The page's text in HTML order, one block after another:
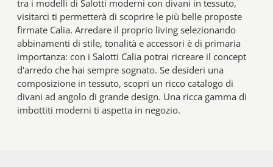
tra i modelli di Salotti moderni con divani in tessuto,
visitarci ti permetterà di scoprire le più belle proposte
firmate Calia. Arredare il proprio living selezionando
abbinamenti di stile, tonalità e accessori è di primaria
importanza: con i Salotti Calia potrai ricreare il concept
d'arredo che hai sempre sognato. Se desideri una
composizione in tessuto, scopri un ricco catalogo di
divani ad angolo di grande design. Una ricca gamma di
imbottiti moderni ti aspetta in negozio.